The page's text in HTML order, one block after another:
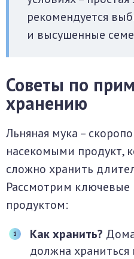
рекомендуется
и высушенные
Советы по
хранению
Льняная мука –
насекомыми продукт,
сложно хранить
Рассмотрим ключевые
продуктом:
Как хранить?
должна храниться